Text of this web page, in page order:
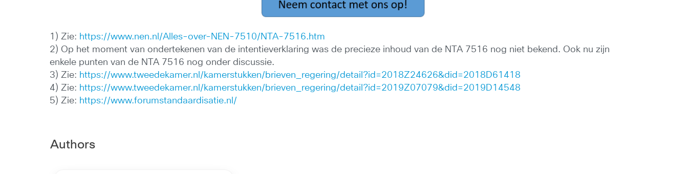
1) Zie: https://www.nen.nl/Alles-over-NEN-7510/NTA-7516.htm
2) Op het moment van ondertekenen van de intentieverklaring was de precieze inhoud van de NTA 7516 nog niet bekend. Ook nu zijn
enkele punten van de NTA 7516 nog onder discussie.
3) Zie: https://www.tweedekamer.nl/kamerstukken/brieven_regering/detail?id=2018Z24626&did=2018D61418
4) Zie: https://www.tweedekamer.nl/kamerstukken/brieven_regering/detail?id=2019Z07079&did=2019D14548
5) Zie: https://www.forumstandaardisatie.nl/
Authors